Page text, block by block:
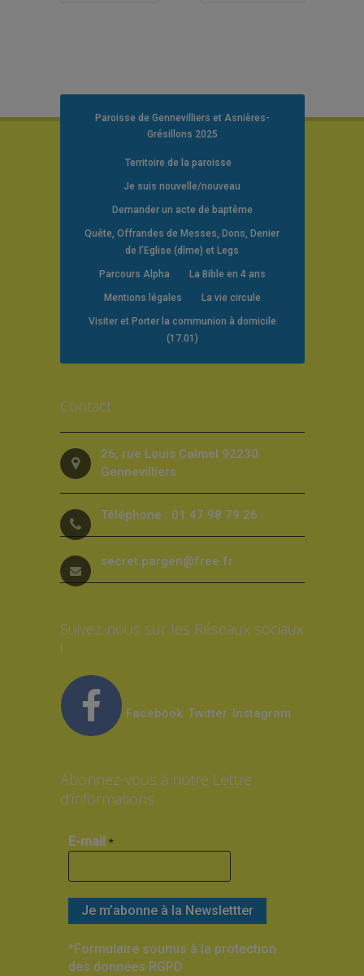
Paroisse de Gennevilliers et Asnières-
Grésillons 2025
Territoire de la paroisse
Je suis nouvelle/nouveau
Demander un acte de baptême
Quête, Offrandes de Messes, Dons, Denier
de l’Eglise (dîme) et Legs
Parcours Alpha La Bible en 4 ans
Mentions légales La vie circule
Visiter et Porter la communion à domicile
(17.01)
Contact
26, rue Louis Calmel 92230
Gennevilliers
Téléphone : 01 47 98 79 26
secret.pargen@free.fr
Suivez-nous sur les Réseaux sociaux
!
Facebook Twitter Instagram
Abonnez-vous à notre Lettre
d’informations
E-mail *
*Formulaire soumis à la protection
des données RGPD